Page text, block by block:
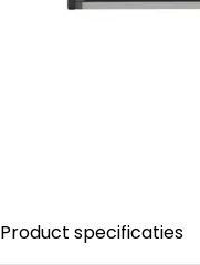
Product specificaties